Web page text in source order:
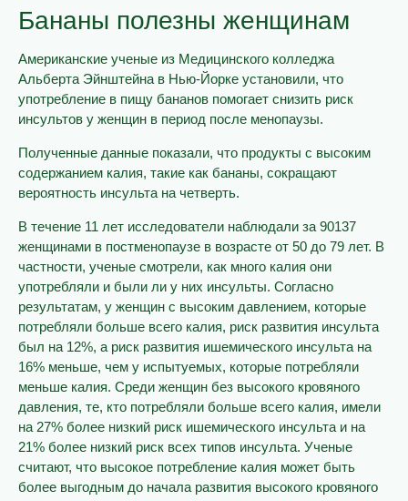
Бананы полезны женщинам
Американские ученые из Медицинского колледжа
Альберта Эйнштейна в Нью-Йорке установили, что
употребление в пищу бананов помогает снизить риск
инсультов у женщин в период после менопаузы.
Полученные данные показали, что продукты с высоким
содержанием калия, такие как бананы, сокращают
вероятность инсульта на четверть.
В течение 11 лет исследователи наблюдали за 90137
женщинами в постменопаузе в возрасте от 50 до 79 лет. В
частности, ученые смотрели, как много калия они
употребляли и были ли у них инсульты. Согласно
результатам, у женщин с высоким давлением, которые
потребляли больше всего калия, риск развития инсульта
был на 12%, а риск развития ишемического инсульта на
16% меньше, чем у испытуемых, которые потребляли
меньше калия. Среди женщин без высокого кровяного
давления, те, кто потребляли больше всего калия, имели
на 27% более низкий риск ишемического инсульта и на
21% более низкий риск всех типов инсульта. Ученые
считают, что высокое потребление калия может быть
более выгодным до начала развития высокого кровяного